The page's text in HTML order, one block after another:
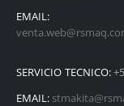
EMAIL:
SERVICIO TECNICO:
EMAIL: